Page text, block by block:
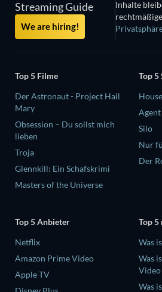
Streaming Guide
We are hiring!
Inhalte
Top 5 Filme
Der Astronaut - Project Hail
Mary
Obsession – Du sollst mich
lieben
Troja
Glennkill: Ein Schafskrimi
Masters of the Universe
Top 5
Silo
Nur
Der
Top 5 Anbieter
Netflix
Amazon Prime Video
Apple TV
Top 5
Was
Was
Video
Was